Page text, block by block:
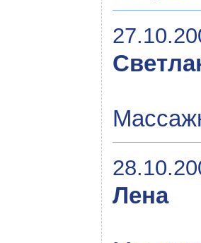
Лена